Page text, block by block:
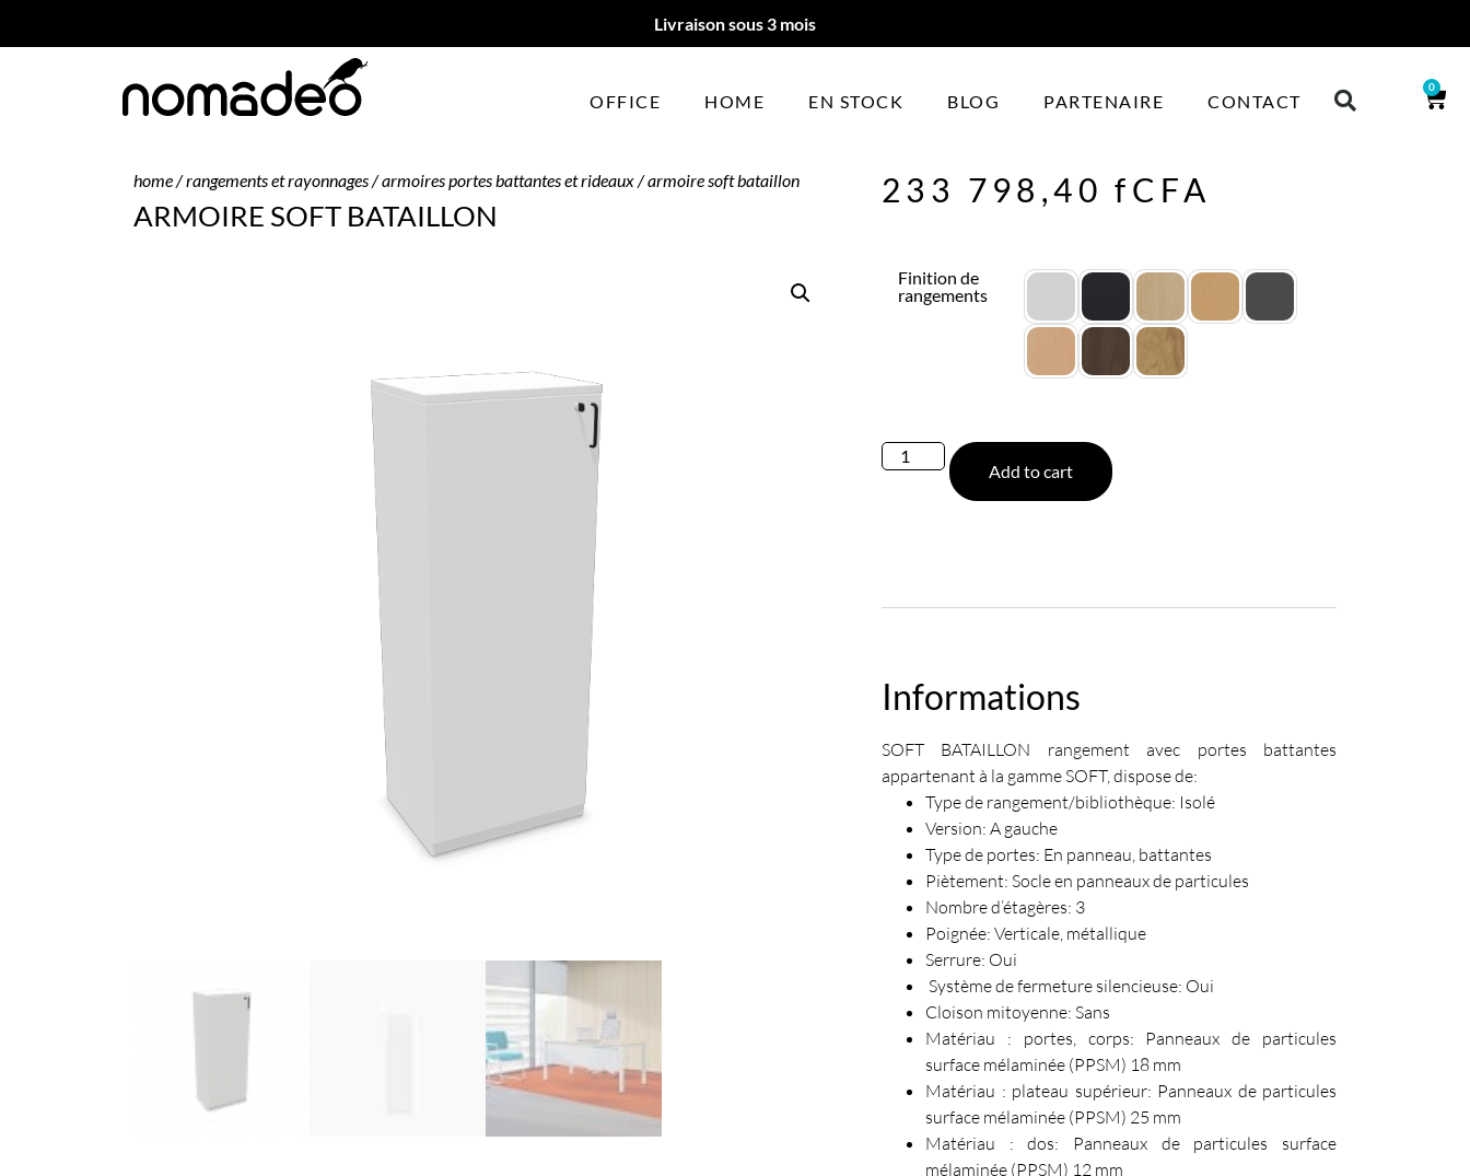
Livraison sous 3 mois
OFFICE HOME EN STOCK BLOG PARTENAIRE CONTACT
0
home/rangements et rayonnages/armoires portes battantes et rideaux/ armoire soft bataillon
ARMOIRE SOFT BATAILLON
233 798,40fCFA
Finition de
rangements
Add to cart
Informations
SOFT BATAILLON rangement avec portes battantes
appartenant à la gamme SOFT, dispose de:
Type de rangement/bibliothèque: Isolé
Version: A gauche
Type de portes: En panneau, battantes
Piètement: Socle en panneaux de particules
Nombre d’étagères: 3
Poignée: Verticale, métallique
Serrure: Oui
Système de fermeture silencieuse: Oui
Cloison mitoyenne: Sans
Matériau : portes, corps: Panneaux de particules
surface mélaminée (PPSM) 18 mm
Matériau : plateau supérieur: Panneaux de particules
surface mélaminée (PPSM) 25 mm
Matériau : dos: Panneaux de particules surface
mélaminée (PPSM) 12 mm